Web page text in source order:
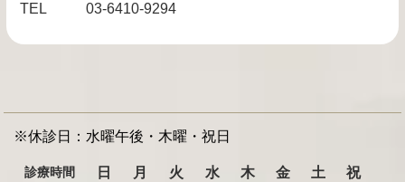
TEL
03-6410-9294
※休診日：水曜午後・木曜・祝日
診療時間 日 月 火 水 木 金 土 祝